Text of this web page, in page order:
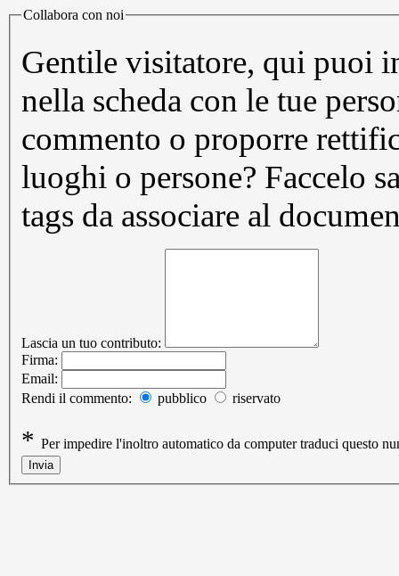
Collabora con noi
Gentile visitatore, qui puoi
nella scheda con le tue
commento o proporre
luoghi o persone? Faccelo sapere. Puoi inoltre
tags da associare al
Lascia un tuo contributo:
Firma:
Email:
Rendi il commento:
pubblico riservato
* Per impedire l'inoltro automatico da computer traduci questo